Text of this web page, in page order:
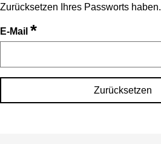
Zurücksetzen Ihres Passworts haben.
E-Mail *
Zurücksetzen